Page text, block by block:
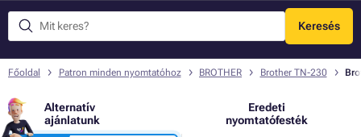
Keresés
Menü
Főoldal Patron minden nyomtatóhoz BROTHER Brother TN-230
Alternatív
ajánlatunk
Eredeti
nyomtatófesték